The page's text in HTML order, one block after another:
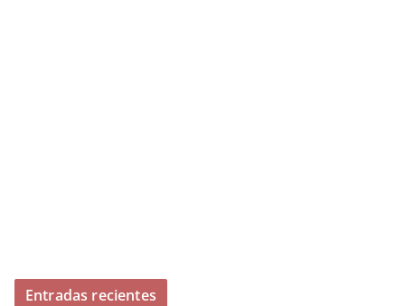
Entradas recientes